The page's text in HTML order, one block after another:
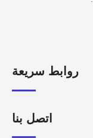
روابط سريعة
اتصل بنا